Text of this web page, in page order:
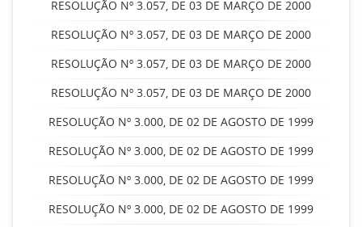
RESOLUÇÃO Nº 3.057, DE 03 DE MARÇO DE 2000
RESOLUÇÃO Nº 3.057, DE 03 DE MARÇO DE 2000
RESOLUÇÃO Nº 3.057, DE 03 DE MARÇO DE 2000
RESOLUÇÃO Nº 3.057, DE 03 DE MARÇO DE 2000
RESOLUÇÃO Nº 3.000, DE 02 DE AGOSTO DE 1999
RESOLUÇÃO Nº 3.000, DE 02 DE AGOSTO DE 1999
RESOLUÇÃO Nº 3.000, DE 02 DE AGOSTO DE 1999
RESOLUÇÃO Nº 3.000, DE 02 DE AGOSTO DE 1999